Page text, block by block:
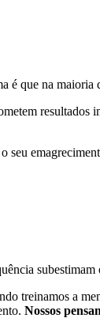
que na
treinamos a
Nossos